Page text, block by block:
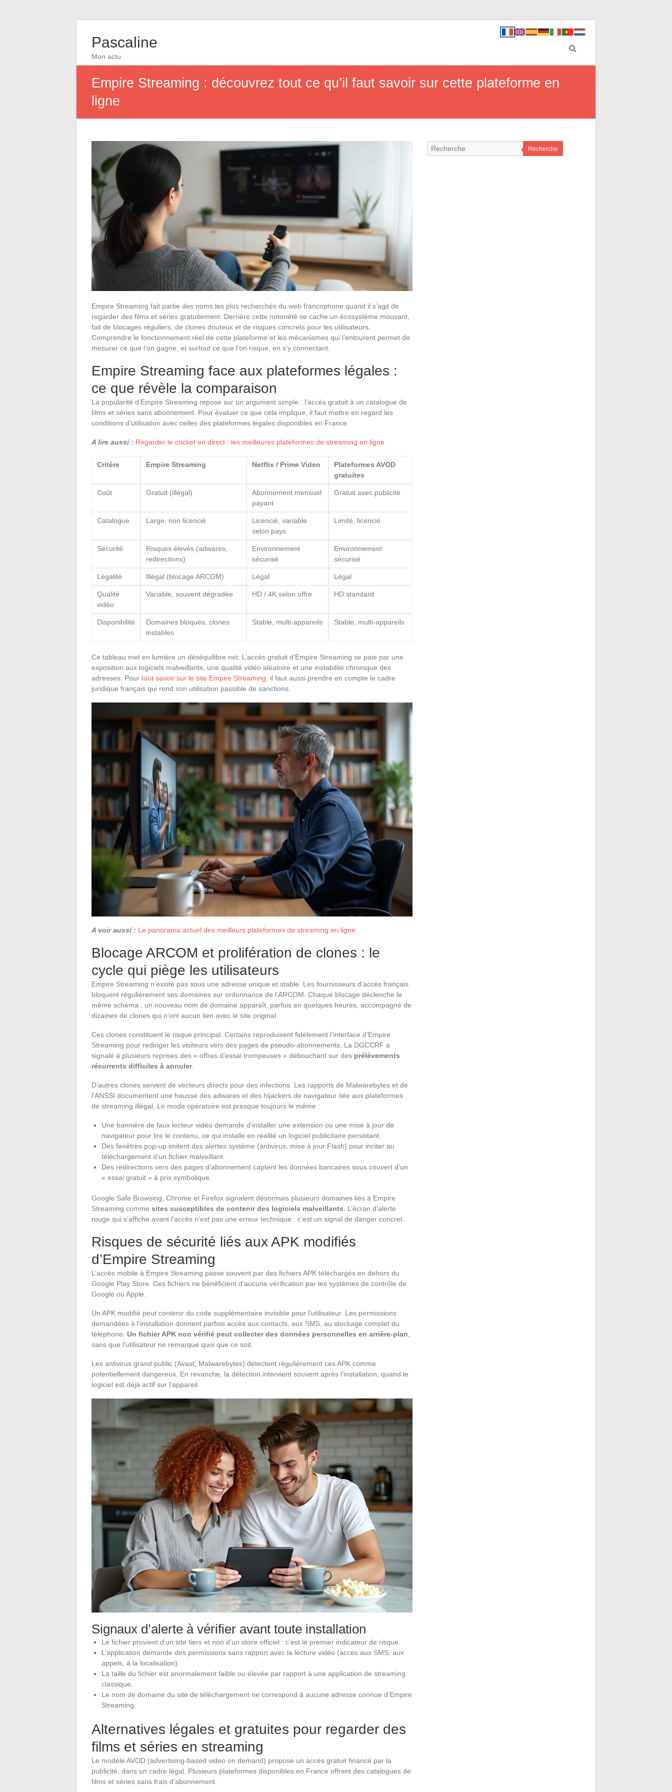
Pascaline
Mon actu
Empire Streaming : découvrez tout ce qu’il faut savoir sur cette plateforme en
ligne
Empire Streaming fait partie des noms les plus recherchés du web francophone quand il s’agit de
regarder des films et séries gratuitement. Derrière cette notoriété se cache un écosystème mouvant,
fait de blocages réguliers, de clones douteux et de risques concrets pour les utilisateurs.
Comprendre le fonctionnement réel de cette plateforme et les mécanismes qui l’entourent permet de
mesurer ce que l’on gagne, et surtout ce que l’on risque, en s’y connectant.
Empire Streaming face aux plateformes légales :
ce que révèle la comparaison
La popularité d’Empire Streaming repose sur un argument simple : l’accès gratuit à un catalogue de
films et séries sans abonnement. Pour évaluer ce que cela implique, il faut mettre en regard les
conditions d’utilisation avec celles des plateformes légales disponibles en France.
A lire aussi : Regarder le cricket en direct : les meilleures plateformes de streaming en ligne
Critère Empire Streaming Netflix / Prime Video
Plateformes AVOD
gratuites
Coût Gratuit (illégal)
Abonnement mensuel
payant
Gratuit avec publicité
Catalogue Large, non licencié
Licencié, variable
selon pays
Limité, licencié
Sécurité
Risques élevés (adwares,
redirections)
Environnement
sécurisé
Environnement
sécurisé
Légalité Illégal (blocage ARCOM) Légal Légal
Qualité
vidéo
Variable, souvent dégradée HD / 4K selon offre HD standard
Disponibilité
Domaines bloqués, clones
instables
Stable, multi-appareils Stable, multi-appareils
Ce tableau met en lumière un déséquilibre net. L’accès gratuit d’Empire Streaming se paie par une
exposition aux logiciels malveillants, une qualité vidéo aléatoire et une instabilité chronique des
adresses. Pour tout savoir sur le site Empire Streaming , il faut aussi prendre en compte le cadre
juridique français qui rend son utilisation passible de sanctions.
A voir aussi : Le panorama actuel des meilleurs plateformes de streaming en ligne
Blocage ARCOM et prolifération de clones : le
cycle qui piège les utilisateurs
Empire Streaming n’existe pas sous une adresse unique et stable. Les fournisseurs d’accès français
bloquent régulièrement ses domaines sur ordonnance de l’ARCOM. Chaque blocage déclenche le
même schéma : un nouveau nom de domaine apparaît, parfois en quelques heures, accompagné de
dizaines de clones qui n’ont aucun lien avec le site original.
Ces clones constituent le risque principal. Certains reproduisent fidèlement l’interface d’Empire
Streaming pour rediriger les visiteurs vers des pages de pseudo-abonnements. La DGCCRF a
signalé à plusieurs reprises des « offres d’essai trompeuses » débouchant sur des prélèvements
récurrents difficiles à annuler.
D’autres clones servent de vecteurs directs pour des infections. Les rapports de Malwarebytes et de
l’ANSSI documentent une hausse des adwares et des hijackers de navigateur liée aux plateformes
de streaming illégal. Le mode opératoire est presque toujours le même :
Une bannière de faux lecteur vidéo demande d’installer une extension ou une mise à jour de
navigateur pour lire le contenu, ce qui installe en réalité un logiciel publicitaire persistant.
Des fenêtres pop-up imitent des alertes système (antivirus, mise à jour Flash) pour inciter au
téléchargement d’un fichier malveillant.
Des redirections vers des pages d’abonnement captent les données bancaires sous couvert d’un
« essai gratuit » à prix symbolique.
Google Safe Browsing, Chrome et Firefox signalent désormais plusieurs domaines liés à Empire
Streaming comme sites susceptibles de contenir des logiciels malveillants . L’écran d’alerte
rouge qui s’affiche avant l’accès n’est pas une erreur technique : c’est un signal de danger concret.
Risques de sécurité liés aux APK modifiés
d’Empire Streaming
L’accès mobile à Empire Streaming passe souvent par des fichiers APK téléchargés en dehors du
Google Play Store. Ces fichiers ne bénéficient d’aucune vérification par les systèmes de contrôle de
Google ou Apple.
Un APK modifié peut contenir du code supplémentaire invisible pour l’utilisateur. Les permissions
demandées à l’installation donnent parfois accès aux contacts, aux SMS, au stockage complet du
téléphone. Un fichier APK non vérifié peut collecter des données personnelles en arrière-plan
sans que l’utilisateur ne remarque quoi que ce soit.
Les antivirus grand public (Avast, Malwarebytes) détectent régulièrement ces APK comme
potentiellement dangereux. En revanche, la détection intervient souvent après l’installation, quand le
logiciel est déjà actif sur l’appareil.
Signaux d’alerte à vérifier avant toute installation
Le fichier provient d’un site tiers et non d’un store officiel : c’est le premier indicateur de risque.
L’application demande des permissions sans rapport avec la lecture vidéo (accès aux SMS, aux
appels, à la localisation).
La taille du fichier est anormalement faible ou élevée par rapport à une application de streaming
classique.
Le nom de domaine du site de téléchargement ne correspond à aucune adresse connue d’Empire
Streaming.
Alternatives légales et gratuites pour regarder des
films et séries en streaming
Le modèle AVOD (advertising-based video on demand) propose un accès gratuit financé par la
publicité, dans un cadre légal. Plusieurs plateformes disponibles en France offrent des catalogues de
films et séries sans frais d’abonnement.
Recherche